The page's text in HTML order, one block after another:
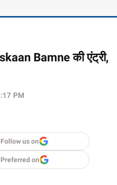
Bamne की एंट्री,
PM
Follow us on
Preferred on